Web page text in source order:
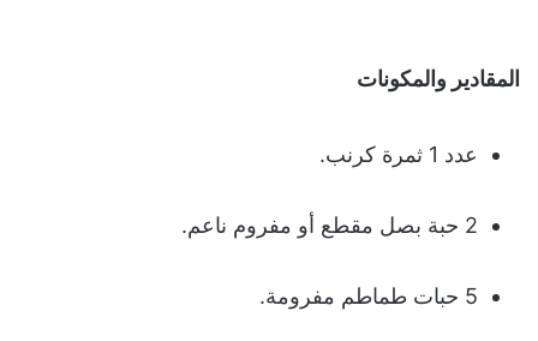
المقادير والمكونات
عدد 1 ثمرة كرنب.
2 حبة بصل مقطع أو مفروم ناعم.
5 حبات طماطم مفرومة.